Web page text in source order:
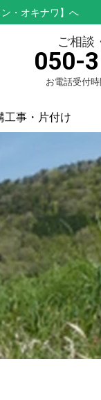
・オキナワ】へ
ご相談
050-
お電話受付
工事・片付け